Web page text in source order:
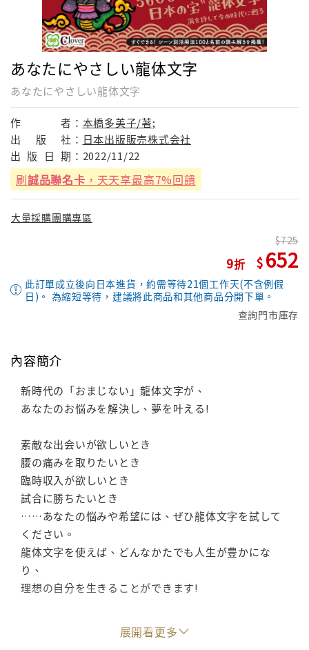
あなたにやさしい龍体文字
あなたにやさしい龍体文字
作 者： 本橋多美子/著;
出
版 社： 日本出版販売株式会社
出 版 日 期： 2022/11/22
刷誠品聯名卡 ，天天享最高7%回饋
大量採購團購專區
9
725
652
此訂單成立後向日本進貨，約需等待21個工作天(不含例假
日)。 為縮短等待，建議將此商品和其他商品分開下單。
查詢門市庫存
內容簡介
新時代の「おまじない」龍体文字が、
あなたのお悩みを解決し、夢を叶える!
素敵な出会いが欲しいとき
腰の痛みを取りたいとき
臨時収入が欲しいとき
試合に勝ちたいとき
……あなたの悩みや希望には、ぜひ龍体文字を試して
ください。
龍体文字を使えば、どんなかたでも人生が豊かにな
り、
理想の自分を生きることができます!
何やら見慣れない不思議な形……これ、龍体文字とい
うれっきとした文字なのです。
展開看更多